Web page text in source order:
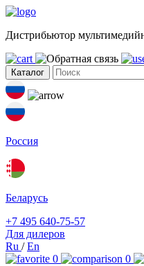
Дистрибьютор
Каталог
Россия
Беларусь
+7 495 640-75-57
Для дилеров
Ru /En
0
0